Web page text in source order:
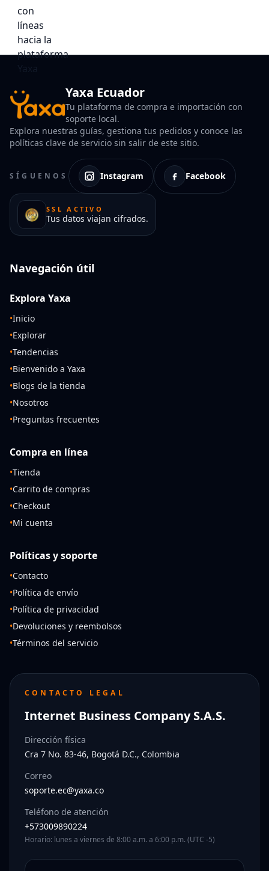
Yaxa Ecuador
Tu plataforma de compra e importación con
soporte local.
Explora nuestras guías, gestiona tus pedidos y conoce las
políticas clave de servicio sin salir de este sitio.
SÍGUENOS Instagram Facebook
SSL ACTIVO
Tus datos viajan cifrados.
Navegación útil
Explora Yaxa
•Inicio
•Explorar
•Tendencias
•Bienvenido a Yaxa
•Blogs de la tienda
•Nosotros
•Preguntas frecuentes
Compra en línea
•Tienda
•Carrito de compras
•Checkout
•Mi cuenta
Políticas y soporte
•Contacto
•Política de envío
•Política de privacidad
•Devoluciones y reembolsos
•Términos del servicio
CONTACTO LEGAL
Internet Business Company S.A.S.
Dirección física
Cra 7 No. 83-46, Bogotá D.C., Colombia
Correo
soporte.ec@yaxa.co
Teléfono de atención
+573009890224
Horario: lunes a viernes de 8:00 a.m. a 6:00 p.m. (UTC -5)